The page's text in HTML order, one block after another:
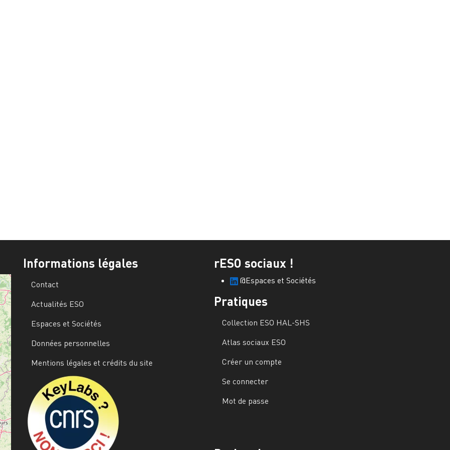
Informations légales
Contact
Actualités ESO
Espaces et Sociétés
Données personnelles
Mentions légales et crédits du site
rESO sociaux !
@Espaces et Sociétés
Pratiques
Collection ESO HAL-SHS
Atlas sociaux ESO
Créer un compte
Se connecter
Mot de passe